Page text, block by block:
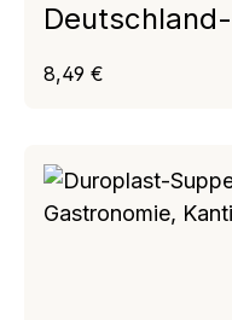
Regulärer Preis:
8,49 €